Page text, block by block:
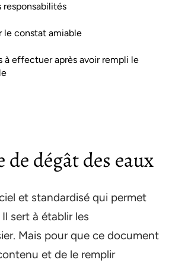
responsabilités
le constat amiable
à effectuer après avoir rempli le
dégât des eaux
et standardisé qui permet
Il sert à établir les
Mais pour que ce document
et de le remplir